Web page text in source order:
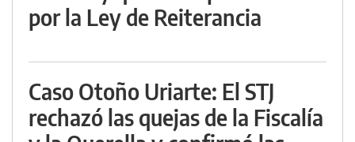
por la Ley de Reiterancia
Caso Otoño Uriarte: El STJ
rechazó las quejas de la Fiscalía